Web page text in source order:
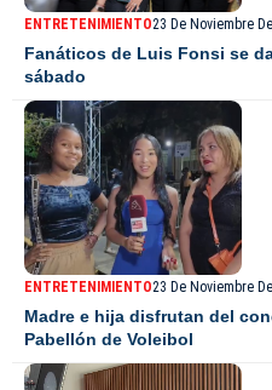
ENTRETENIMIENTO23 De Noviembre
Fanáticos de Luis Fonsi se
sábado
ENTRETENIMIENTO23 De Noviembre
Madre e hija disfrutan del
Pabellón de Voleibol